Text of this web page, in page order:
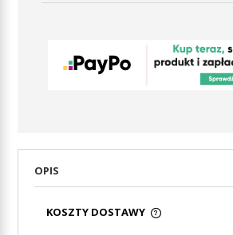
OPIS
KOSZTY DOSTAWY